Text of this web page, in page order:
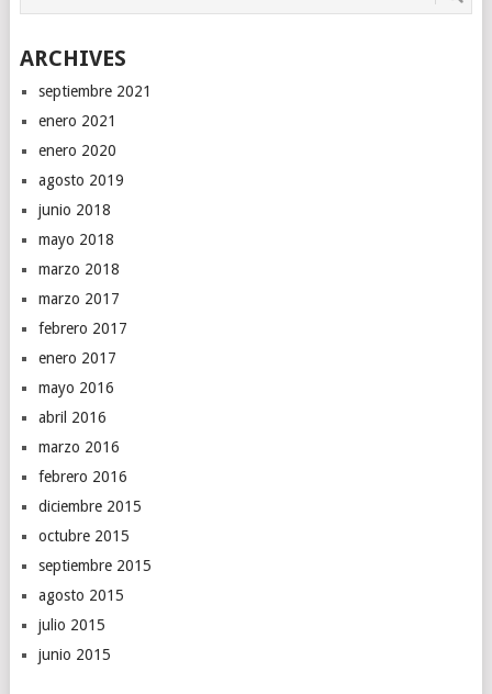
ARCHIVES
septiembre 2021
enero 2021
enero 2020
agosto 2019
junio 2018
mayo 2018
marzo 2018
marzo 2017
febrero 2017
enero 2017
mayo 2016
abril 2016
marzo 2016
febrero 2016
diciembre 2015
octubre 2015
septiembre 2015
agosto 2015
julio 2015
junio 2015